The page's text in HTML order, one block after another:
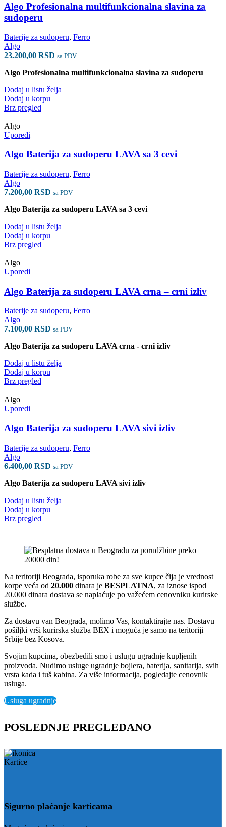
Algo Profesionalna multifunkcionalna slavina za
sudoperu
Baterije za sudoperu, Ferro
Algo
23.200,00 RSD sa PDV
Algo Profesionalna multifunkcionalna slavina za sudoperu
Dodaj u listu želja
Dodaj u korpu
Brz pregled
Algo
Uporedi
Algo Baterija za sudoperu LAVA sa 3 cevi
Baterije za sudoperu, Ferro
Algo
7.200,00 RSD sa PDV
Algo Baterija za sudoperu LAVA sa 3 cevi
Dodaj u listu želja
Dodaj u korpu
Brz pregled
Algo
Uporedi
Algo Baterija za sudoperu LAVA crna – crni izliv
Baterije za sudoperu, Ferro
Algo
7.100,00 RSD sa PDV
Algo Baterija za sudoperu LAVA crna - crni izliv
Dodaj u listu želja
Dodaj u korpu
Brz pregled
Algo
Uporedi
Algo Baterija za sudoperu LAVA sivi izliv
Baterije za sudoperu, Ferro
Algo
6.400,00 RSD sa PDV
Algo Baterija za sudoperu LAVA sivi izliv
Dodaj u listu želja
Dodaj u korpu
Brz pregled
Na teritoriji Beograda, isporuka robe za sve kupce čija je vrednost
korpe veća od 20.000 dinara je BESPLATNA, za iznose ispod
20.000 dinara dostava se naplaćuje po važećem cenovniku kurirske
službe.
Za dostavu van Beograda, molimo Vas, kontaktirajte nas. Dostavu
pošiljki vrši kurirska služba BEX i moguća je samo na teritoriji
Srbije bez Kosova.
Svojim kupcima, obezbedili smo i uslugu ugradnje kupljenih
proizvoda. Nudimo usluge ugradnje bojlera, baterija, sanitarija, svih
vrsta kada i tuš kabina. Za više informacija, pogledajte cenovnik
usluga.
Usluga ugradnje
POSLEDNJE PREGLEDANO
Sigurno plaćanje karticama